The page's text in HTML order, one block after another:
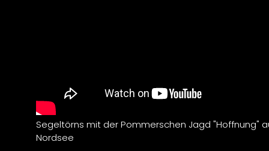
Segeltörns mit der Pommerschen Jagd "Hoffnung"
Nordsee